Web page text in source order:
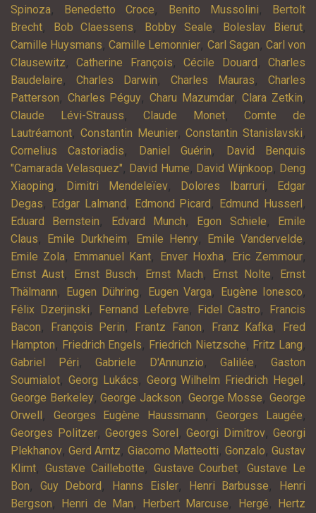
Spinoza, Benedetto Croce, Benito Mussolini,
Bertolt
Brecht, Bob Claessens, Bobby Seale, Boleslav Bierut,
Camille Huysmans,Camille Lemonnier, Carl Sagan, Carl von
Clausewitz,Catherine François,Cécile Douard ,Charles
Baudelaire, Charles Darwin, Charles Mauras, Charles
Patterson, Charles Péguy,Charu Mazumdar,Clara Zetkin,
Claude Lévi-Strauss,Claude Monet,Comte de
Lautréamont, Constantin Meunier,Constantin Stanislavski,
Cornelius Castoriadis, Daniel Guérin,
David Benquis
"Camarada Velasquez", David Hume, David Wijnkoop, Deng
Xiaoping, Dimitri Mendeleïev, Dolores Ibarruri,
Edgar
Degas, Edgar Lalmand , Edmond Picard , Edmund Husserl ,
Eduard Bernstein, Edvard Munch, Egon Schiele,
Emile
Claus, Emile Durkheim, Emile Henry, Emile Vandervelde,
Emile Zola, Emmanuel Kant, Enver Hoxha, Eric Zemmour,
Ernst Aust, Ernst Busch, Ernst Mach, Ernst Nolte,
Ernst
Thälmann, Eugen Dühring, Eugen Varga, Eugène Ionesco,
Félix Dzerjinski, Fernand Lefebvre, Fidel Castro,
Francis
Bacon, François Perin, Frantz Fanon, Franz Kafka,
Fred
Hampton, Friedrich Engels, Friedrich Nietzsche, Fritz Lang,
Gabriel Péri,Gabriele D'Annunzio,Galilée,Gaston
Soumialot, Georg Lukács, Georg Wilhelm Friedrich Hegel ,
George Berkeley,George Jackson, George Mosse,George
Orwell , Georges Eugène Haussmann,Georges Laugée,
Georges Politzer, Georges Sorel , Georgi Dimitrov, Georgi
Plekhanov,Gerd Arntz, Giacomo Matteotti, Gonzalo,Gustav
Klimt, Gustave Caillebotte, Gustave Courbet,Gustave Le
Bon, Guy Debord , Hanns Eisler, Henri Barbusse,
Henri
Bergson, Henri de Man, Herbert Marcuse, Hergé,
Hertz